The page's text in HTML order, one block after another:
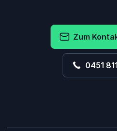
Zum
0451